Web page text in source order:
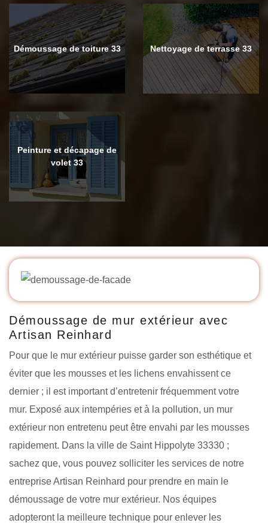
Démoussage de toiture 33 Nettoyage de terrasse 33
Peinture et décapage de
volet 33
Démoussage de mur extérieur avec
Artisan Reinhard
Pour que le mur extérieur puisse garder son esthétique et
éviter que les mousses et les lichens envahissent ce
dernier ; il est important d’entretenir fréquemment votre
mur. Exposé aux intempéries et à la pollution, un mur
extérieur non entretenu peut être envahi par les mousses
rapidement. Dans la ville de Saint Hippolyte 33330 ;
sachez que, vous pouvez solliciter les services de notre
entreprise Artisan Reinhard pour prendre en main le
démoussage de votre mur extérieur. Nos équipes
adopteront la meilleure technique pour enlever les